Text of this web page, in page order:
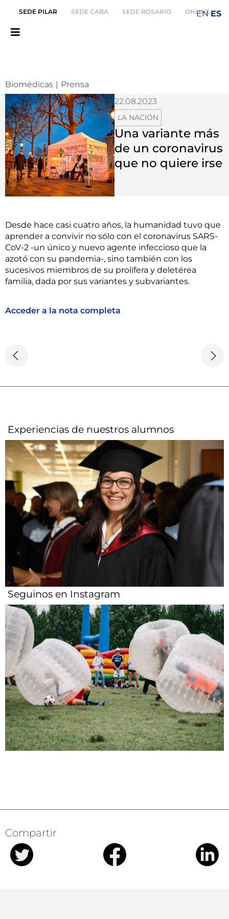
SEDE PILAR SEDE CABA SEDE ROSARIO ONLINE
Biomédicas | Prensa
22.08.2023
LA NACIÓN
Una variante más
de un coronavirus
que no quiere irse
Desde hace casi cuatro años, la humanidad tuvo que
aprender a convivir no sólo con el coronavirus SARS-
CoV-2 -un único y nuevo agente infeccioso que la
azotó con su pandemia-, sino también con los
sucesivos miembros de su prolífera y deletérea
familia, dada por sus variantes y subvariantes.
Acceder a la nota completa
Experiencias de nuestros alumnos​
Seguinos en Instagram
Compartir
EN ES